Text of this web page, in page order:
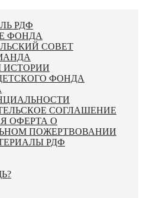
РДФ
ФОНДА
СОВЕТ
ИСТОРИИ
ФОНДА
СОГЛАШЕНИЕ
ОФЕРТА О
ПОЖЕРТВОВАНИИ
РДФ